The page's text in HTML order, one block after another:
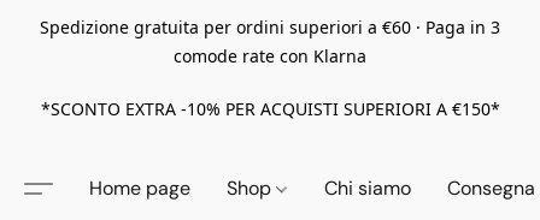
Spedizione gratuita per ordini superiori a €60 · Paga in 3
comode rate con Klarna
*SCONTO EXTRA -10% PER ACQUISTI SUPERIORI A €150*
Home page Shop Chi siamo Consegna